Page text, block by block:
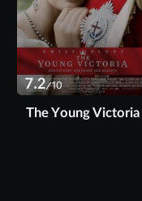
7.2/10
The Young Victoria